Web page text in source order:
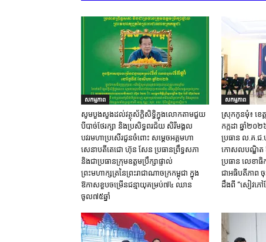
សកម្មភាព
សូមបួងសួងដល់វត្ថុស័ក្តិសិទ្ធិក្នុងលោកតាមជួយ
បីបាច់ថែរក្សា និងប្រសិទ្ធពរជ័យ សិរីមង្គល
បវរមហាប្រសើរជូនចំពោះ សម្តេចអគ្គមហា
សេនាបតីតេជោ ហ៊ុន សែន ប្រធានព្រឹទ្ធសភា
និងជាប្រធានក្រុមឧត្តមប្រឹក្សាផ្ទាល់
ព្រះមហាក្សត្រនៃព្រះរាជាណាចក្រកម្ពុជា ក្នុង
ឱកាសខួបចម្រើនជន្មាយុគម្រប់៧៤ ឈាន
ចូល៧៥ឆ្នាំ
សកម្មភាព
ស្រុក​កូនមុំ៖ ខេត្
កក្កដា ឆ្នាំ២
ប្រធាន ល.គ.ជ.
កោសលបណ្ឌិត​ ឱ
ប្រធាន​ លេខាធិ
ជាអធិបតីភាព​ ចុ
ដឹង​ពី​ “សៀវភៅផ